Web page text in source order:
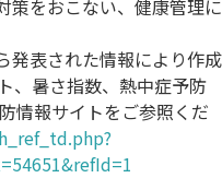
策をおこない、健康管理に
発表された情報により作成
、暑さ指数、熱中症予防
情報サイトをご参照くだ